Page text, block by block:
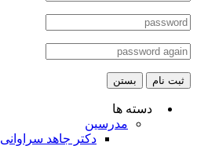
ثبت نام بستن
دسته ها
مدرسین
دکتر جاهد سراوانی